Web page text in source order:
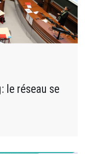
le réseau se